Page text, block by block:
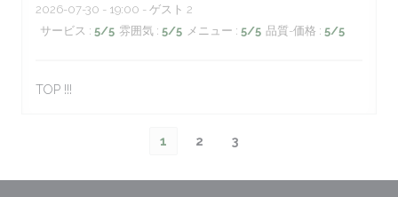
2026-07-30 - 19:00 - ゲスト 2
サービス : 5/5 雰囲気 : 5/5 メニュー : 5/5 品質-価格 : 5/5
TOP !!!
1 2 3